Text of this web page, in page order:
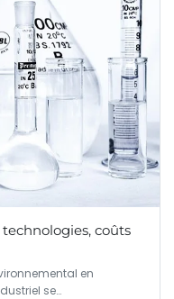
coûts
en
se…